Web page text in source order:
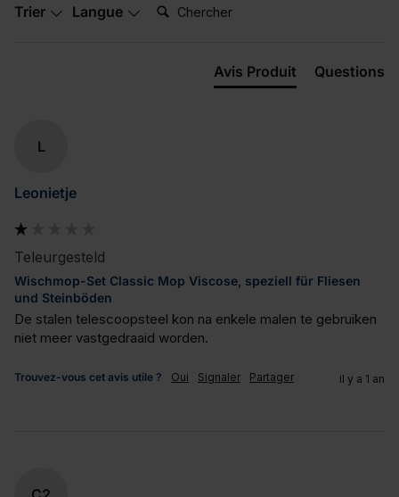
Trier Langue Chercher:
Avis Produit Questions
L
Leonietje
Teleurgesteld
Wischmop-Set Classic Mop Viscose, speziell für Fliesen
und Steinböden
De stalen telescoopsteel kon na enkele malen te gebruiken
niet meer vastgedraaid worden.
Trouvez-vous cet avis utile ? Oui Signaler Partager il y a 1 an